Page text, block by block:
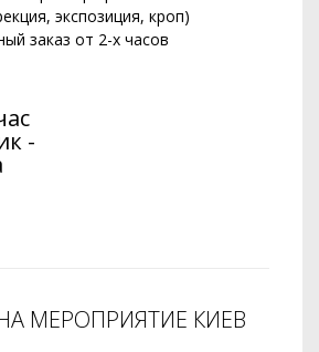
экспозиция, кроп)
заказ от 2-х часов
-
МЕРОПРИЯТИЕ КИЕВ